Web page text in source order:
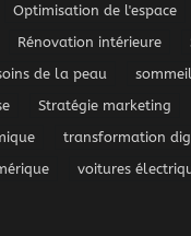
Optimisation de l'espace
Rénovation intérieure
de la peau
Stratégie marketing
transformation
voitures